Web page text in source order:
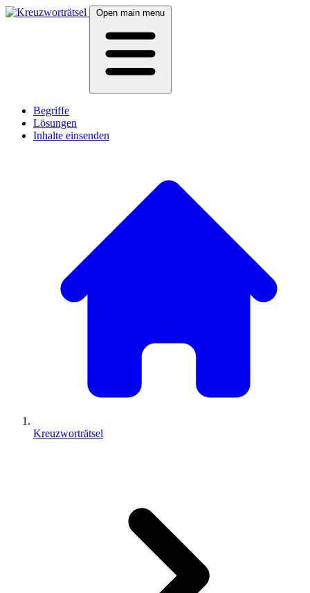
Open main menu
Begriffe
Lösungen
Inhalte einsenden
Kreuzworträtsel